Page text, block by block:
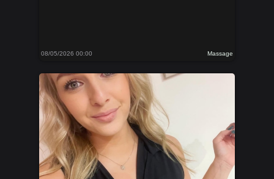
08/05/2026 00:00 Massage